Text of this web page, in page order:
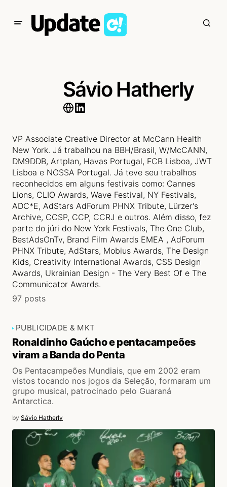
Sávio Hatherly
VP Associate Creative Director at McCann Health
New York. Já trabalhou na BBH/Brasil, W/McCANN,
DM9DDB, Artplan, Havas Portugal, FCB Lisboa, JWT
Lisboa e NOSSA Portugal. Já teve seu trabalhos
reconhecidos em alguns festivais como: Cannes
Lions, CLIO Awards, Wave Festival, NY Festivals,
ADC*E, AdStars AdForum PHNX Tribute, Lürzer's
Archive, CCSP, CCP, CCRJ e outros. Além disso, fez
parte do júri do New York Festivals, The One Club,
BestAdsOnTv, Brand Film Awards EMEA , AdForum
PHNX Tribute, AdStars, Mobius Awards, The Design
Kids, Creativity International Awards, CSS Design
Awards, Ukrainian Design - The Very Best Of e The
Communicator Awards.
97 posts
PUBLICIDADE & MKT
Ronaldinho Gaúcho e pentacampeões
viram a Banda do Penta
Os Pentacampeões Mundiais, que em 2002 eram
vistos tocando nos jogos da Seleção, formaram um
grupo musical, patrocinado pelo Guaraná
Antarctica.
by Sávio Hatherly